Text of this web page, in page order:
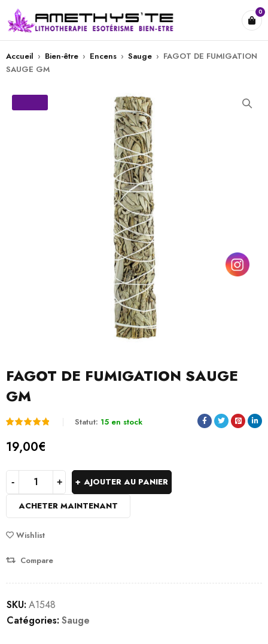
0
Accueil › Bien-être › Encens › Sauge › FAGOT DE FUMIGATION
SAUGE GM
FAGOT DE FUMIGATION SAUGE
GM
basé
notations
Statut: 15 en stock
19,00€
AJOUTER AU PANIER
ACHETER MAINTENANT
Wishlist
Compare
SKU: A1548
Catégories: Sauge